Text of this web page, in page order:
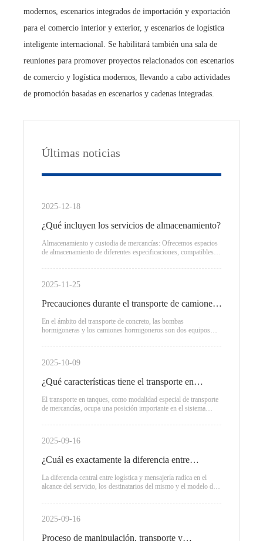
modernos, escenarios integrados de importación y exportación
para el comercio interior y exterior, y escenarios de logística
inteligente internacional. Se habilitará también una sala de
reuniones para promover proyectos relacionados con escenarios
de comercio y logística modernos, llevando a cabo actividades
de promoción basadas en escenarios y cadenas integradas.
Últimas noticias
2025-12-18
¿Qué incluyen los servicios de almacenamiento?
Almacenamiento y custodia de mercancías: Ofrecemos espacios
de almacenamiento de diferentes especificaciones, compatibles
temperatura ambiente, refrigeración y aduanas en zona franca,
afectada.
2025-11-25
Precauciones durante el transporte de camiones
hormigoneros y camiones de vertido
En el ámbito del transporte de concreto, las bombas
hormigoneras y los camiones hormigoneros son dos equipos
transportar el concreto desde el lugar de producción hasta el sitio
2025-10-09
¿Qué características tiene el transporte en
tanques?
El transporte en tanques, como modalidad especial de transporte
de mercancías, ocupa una posición importante en el sistema
líquidos, gases y ciertos materiales a granel, y cuenta con
2025-09-16
¿Cuál es exactamente la diferencia entre
logística y mensajería?
La diferencia central entre logística y mensajería radica en el
alcance del servicio, los destinatarios del mismo y el modelo de
abarca toda la cadena, incluyendo transporte, almacenamiento y
cargas a gran escala para empresas.
2025-09-16
Proceso de manipulación, transporte y